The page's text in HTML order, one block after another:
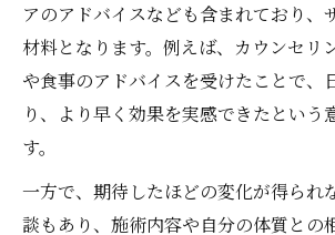
実例から学ぶ痩身コース選
点
自分に合う痩身方法を実例から
け方
体験談で知るおすすめ痩身
アのアドバイスなども含まれており、
材料となります。例えば、カウンセリ
や食事のアドバイスを受けたことで、
り、より早く効果を実感できたという
す。
一方で、期待したほどの変化が得られ
談もあり、施術内容や自分の体質との